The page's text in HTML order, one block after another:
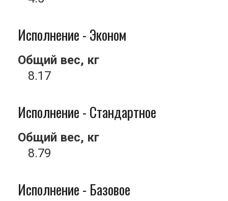
Исполнение - Эконом
Общий вес, кг
8.17
Исполнение - Стандартное
Общий вес, кг
8.79
Исполнение - Базовое